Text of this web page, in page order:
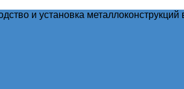
и установка